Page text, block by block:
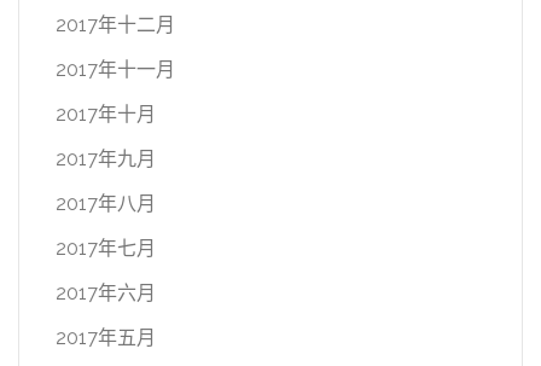
2017年十二月
2017年十一月
2017年十月
2017年九月
2017年八月
2017年七月
2017年六月
2017年五月